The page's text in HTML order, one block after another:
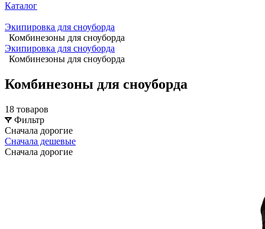
Каталог
Экипировка для сноуборда
Комбинезоны для сноуборда
Экипировка для сноуборда
Комбинезоны для сноуборда
Комбинезоны для сноуборда
18 товаров
Фильтр
Сначала дорогие
Сначала дешевые
Сначала дорогие